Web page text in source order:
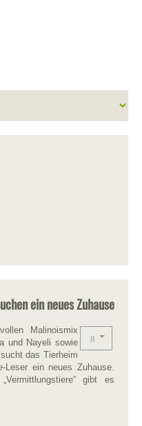
ein neues Zuhause
Malinoismix
und Nayeli sowie
das Tierheim
-Leser ein neues Zuhause.
gibt es